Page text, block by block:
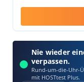
Nie wieder
verpassen.
Rund-um-die-Uhr-
mit HOSTtest Plus.